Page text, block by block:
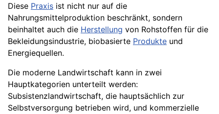
Diese Praxis ist nicht nur auf die
Nahrungsmittelproduktion beschränkt, sondern
beinhaltet auch die Herstellung von Rohstoffen für die
Bekleidungsindustrie, biobasierte Produkte und
Energiequellen.
Die moderne Landwirtschaft kann in zwei
Hauptkategorien unterteilt werden:
Subsistenzlandwirtschaft, die hauptsächlich zur
Selbstversorgung betrieben wird, und kommerzielle